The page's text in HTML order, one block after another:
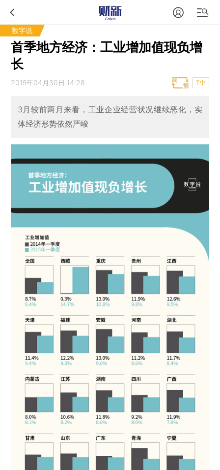
数字说
首季地方经济：工业增加值现负增
长
2015年04月30日 14:28 T中
3月较前两月来看，工业企业经营状况继续恶化，实
体经济形势依然严峻